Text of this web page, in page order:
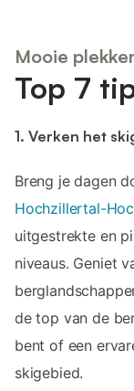
Mooie
Top 7
1. Verken het
Breng je dagen
Hochzillertal-
uitgestrekte en
niveaus. Geniet
de top van de
bent of een
skigebied.